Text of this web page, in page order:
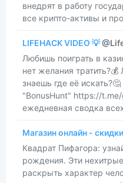
внедрят в работу
все крипто-активы и
LIFEHACK VIDEO 💡
​​Любишь поиграть в
нет желания
знаешь где её
"BonusHunt" https://
ежедневная сводка
Магазин онлайн -
​​Квадрат Пифагора:
рождения. Эти
раскрыть характер